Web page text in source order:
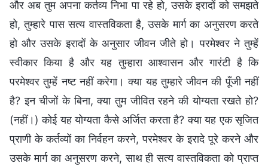
और अब तुम अपना कर्तव्य निभा पा रहे हो, उसके इरादों को समझते
हो, तुम्हारे पास सत्य वास्तविकता है, उसके मार्ग का अनुसरण करते
हो और उसके इरादों के अनुसार जीवन जीते हो। परमेश्वर ने तुम्हें
स्वीकार किया है और यह तुम्हारा आश्वासन और गारंटी है कि
परमेश्वर तुम्हें नष्ट नहीं करेगा। क्या यह तुम्हारे जीवन की पूँजी नहीं
है? इन चीजों के बिना, क्या तुम जीवित रहने की योग्यता रखते हो?
(नहीं।) कोई यह योग्यता कैसे अर्जित करता है? क्या यह एक सृजित
प्राणी के कर्तव्यों का निर्वहन करने, परमेश्वर के इरादे पूरे करने और
उसके मार्ग का अनुसरण करने, साथ ही सत्य वास्तविकता को प्राप्त